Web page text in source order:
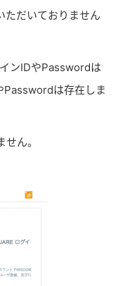
ただいておりません
ンIDやPasswordは
Passwordは存在しま
ん。